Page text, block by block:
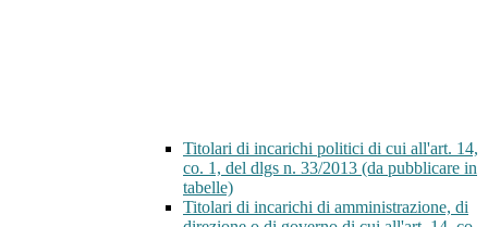
Titolari di incarichi politici di cui all'art. 14,
co. 1, del dlgs n. 33/2013 (da pubblicare in
tabelle)
Titolari di incarichi di amministrazione, di